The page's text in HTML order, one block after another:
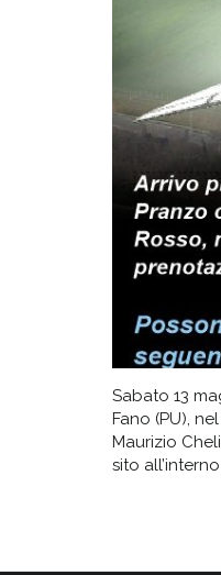
Sabato 13
Fano (PU),
Maurizio
sito